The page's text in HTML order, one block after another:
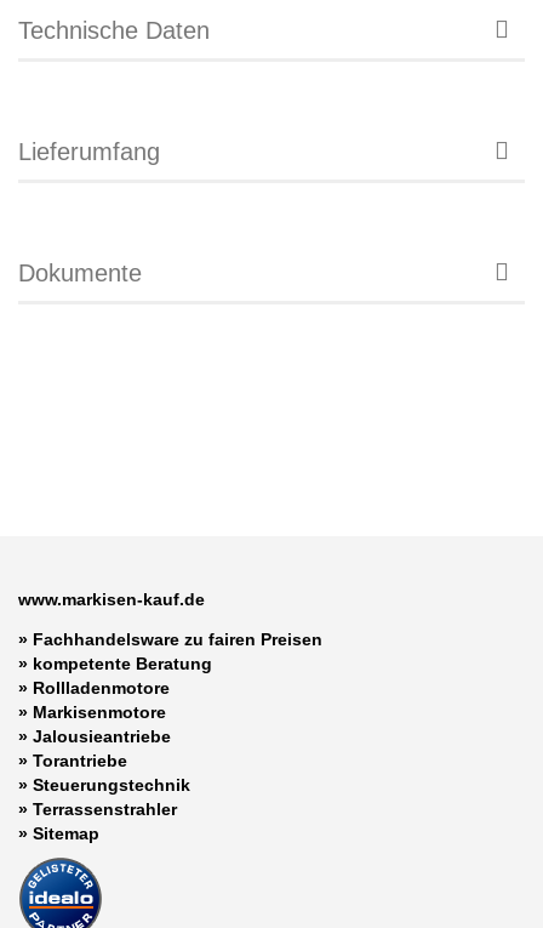
Technische Daten
Lieferumfang
Dokumente
www.markisen-kauf.de
» Fachhandelsware zu fairen Preisen
» kompetente Beratung
» Rollladenmotore
» Markisenmotore
» Jalousieantriebe
» Torantriebe
» Steuerungstechnik
» Terrassenstrahler
» Sitemap